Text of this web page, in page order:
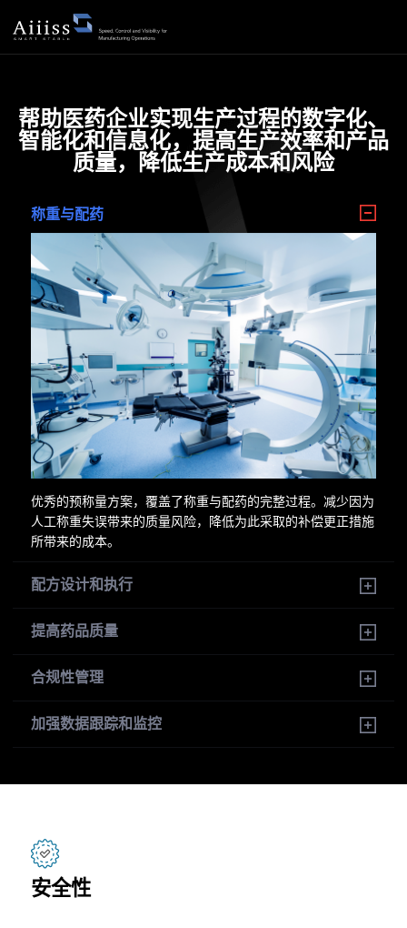
帮助医药企业实现生产过程的数字化、
智能化和信息化，提高生产效率和产品
质量，降低生产成本和风险
称重与配药
优秀的预称量方案，覆盖了称重与配药的完整过程。减少因为
人工称重失误带来的质量风险，降低为此采取的补偿更正措施
所带来的成本。
配方设计和执行
提高药品质量
合规性管理
加强数据跟踪和监控
安全性